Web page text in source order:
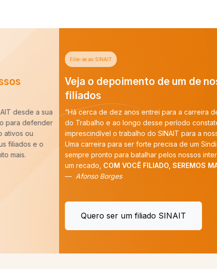
Veja o depoimento de um de nossos
“Há cerca de dez anos entrei para a carreira de Auditoria-Fiscal
do Trabalho e ao longo desse período constatei que é
imprescindível o trabalho do SINAIT para a nossa categoria.
Uma carreira para ser forte precisa de um Sindicato forte,
sempre pronto para batalhar pelos nossos interesses. E tenho
COM VOCÊ FILIADO, SEREMOS MAIS!”
Quero ser um filiado SINAIT